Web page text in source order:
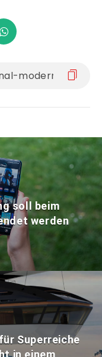
soll beim
werden
Superreiche
in einem